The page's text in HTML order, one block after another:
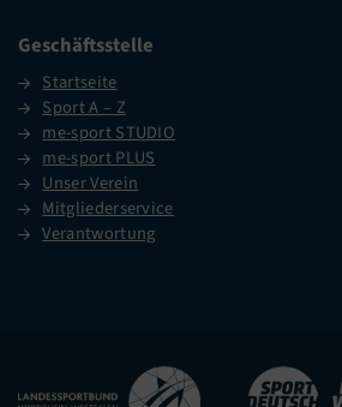
Geschäftsstelle
Startseite
Sport A – Z
me-sport STUDIO
me-sport PLUS
Unser Verein
Mitgliederservice
Verantwortung